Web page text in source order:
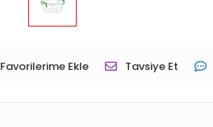
Favorilerime Ekle Tavsiye Et